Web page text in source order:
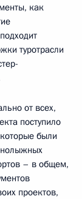
как
туротрасли
от всех,
поступило
были
– в общем,
проектов,